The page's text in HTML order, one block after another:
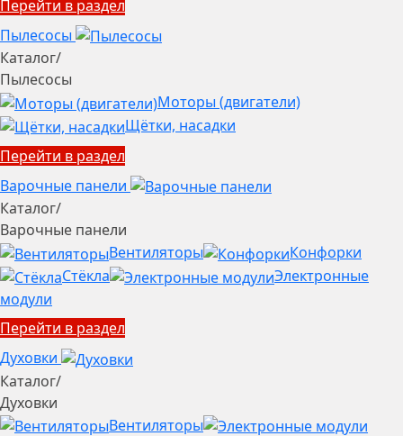
Перейти в раздел
Пылесосы
Каталог/
Пылесосы
Моторы (двигатели)
Щётки, насадки
Перейти в раздел
Варочные панели
Каталог/
Варочные панели
Вентиляторы
Конфорки
Стёкла
Электронные
модули
Перейти в раздел
Духовки
Каталог/
Духовки
Вентиляторы